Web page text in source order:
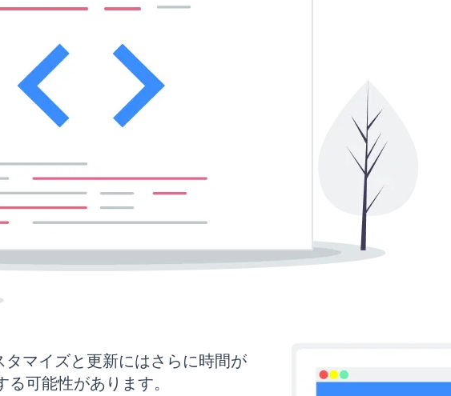
マイズと更新にはさらに時間が
可能性があります。